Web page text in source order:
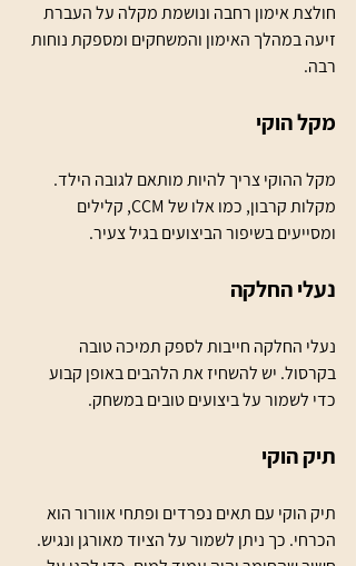
חולצת אימון רחבה ונושמת מקלה על העברת
זיעה במהלך האימון והמשחקים ומספקת נוחות
רבה.
מקל הוקי
מקל ההוקי צריך להיות מותאם לגובה הילד.
מקלות קרבון, כמו אלו של CCM, קלילים
ומסייעים בשיפור הביצועים בגיל צעיר.
נעלי החלקה
נעלי החלקה חייבות לספק תמיכה טובה
בקרסול. יש להשחיז את הלהבים באופן קבוע
כדי לשמור על ביצועים טובים במשחק.
תיק הוקי
תיק הוקי עם תאים נפרדים ופתחי אוורור הוא
הכרחי. כך ניתן לשמור על הציוד מאורגן ונגיש.